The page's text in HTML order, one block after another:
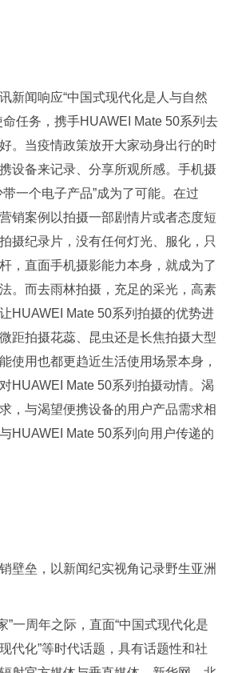
新闻响应“中国式现代化是人与自然
任务，携手HUAWEI Mate 50系列去
。当疫情政策放开大家动身出行的时
设备来记录、分享所观所感。手机摄
一个电子产品”成为了可能。在过
销案例以拍摄一部剧情片或者态度短
摄纪录片，没有任何灯光、服化，只
，直面手机摄影能力本身，就成为了
。而去雨林拍摄，充足的采光，高素
HUAWEI Mate 50系列拍摄的优势进
距拍摄花蕊、昆虫还是长焦拍摄大型
使用也都更趋近生活使用场景本身，
HUAWEI Mate 50系列拍摄动情。渴
，与渴望便携设备的用户产品需求相
HUAWEI Mate 50系列向用户传递的
壁垒，以新闻纪实视角记录野生亚洲
”一周年之际，直面“中国式现代化是
代化”等时代话题，具有话题性和社